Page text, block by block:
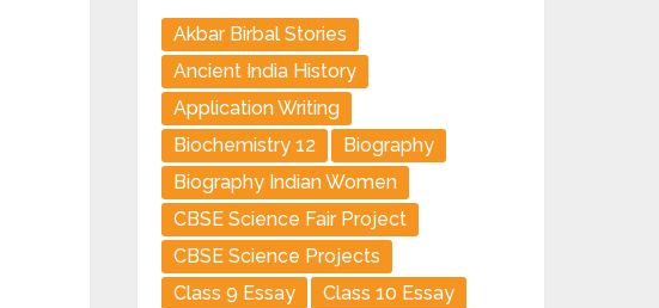
Akbar Birbal Stories
Ancient India History
Application Writing
Biochemistry 12
Biography
Biography Indian Women
CBSE Science Fair Project
CBSE Science Projects
Class 9 Essay
Class 10 Essay